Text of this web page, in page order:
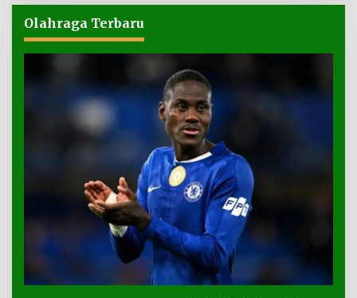
Olahraga Terbaru